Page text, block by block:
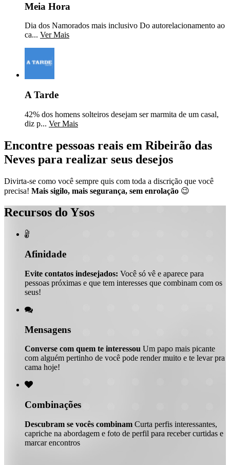
Meia Hora
Dia dos Namorados mais inclusivo Do autorelacionamento ao
ca... Ver Mais
A Tarde
42% dos homens solteiros desejam ser marmita de um casal,
diz p... Ver Mais
Encontre pessoas reais em Ribeirão das
Neves para realizar seus desejos
Divirta-se como você sempre quis com toda a discrição que você
precisa! Mais sigilo, mais segurança, sem enrolação 😉
Recursos do Ysos

Afinidade
Evite contatos indesejados: Você só vê e aparece para
pessoas próximas e que tem interesses que combinam com os
seus!

Mensagens
Converse com quem te interessou Um papo mais picante
com alguém pertinho de você pode render muito e te levar pra
cama hoje!

Combinações
Descubram se vocês combinam Curta perfis interessantes,
capriche na abordagem e foto de perfil para receber curtidas e
marcar encontros